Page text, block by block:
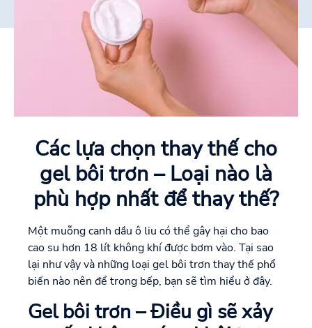
Các lựa chọn thay thế cho
gel bôi trơn – Loại nào là
phù hợp nhất để thay thế?
Một muỗng canh dầu ô liu có thể gây hại cho bao
cao su hơn 18 lít không khí được bơm vào. Tại sao
lại như vậy và những loại gel bôi trơn thay thế phổ
biến nào nên để trong bếp, bạn sẽ tìm hiểu ở đây.
Gel bôi trơn – Điều gì sẽ xảy